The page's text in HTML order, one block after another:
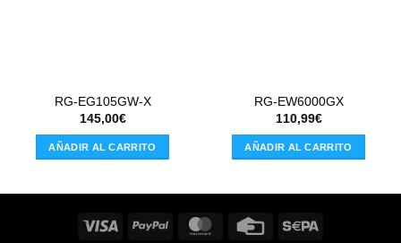
RG-EG105GW-X
145,00€
AÑADIR AL CARRITO
RG-EW6000GX
110,99€
AÑADIR AL CARRITO
Visa PayPal MasterCardCredit